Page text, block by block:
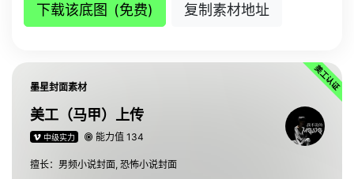
下载该底图 (免费) 复制素材地址
墨星封面素材
美工（马甲）上传
中级实力 能力值 134
擅长：男频小说封面, 恐怖小说封面
该美工上传了小说封面素材图 素材ID:45187